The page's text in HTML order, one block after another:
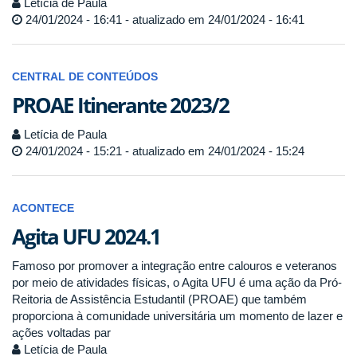
24/01/2024 - 16:41 - atualizado em 24/01/2024 - 16:41
CENTRAL DE CONTEÚDOS
PROAE Itinerante 2023/2
Letícia de Paula
24/01/2024 - 15:21 - atualizado em 24/01/2024 - 15:24
ACONTECE
Agita UFU 2024.1
Famoso por promover a integração entre calouros e veteranos
por meio de atividades físicas, o Agita UFU é uma ação da Pró-
Reitoria de Assistência Estudantil (PROAE) que também
proporciona à comunidade universitária um momento de lazer e
ações voltadas par
Letícia de Paula